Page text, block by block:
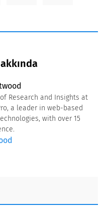
Research and Insights at
a leader in web-based
with over 15